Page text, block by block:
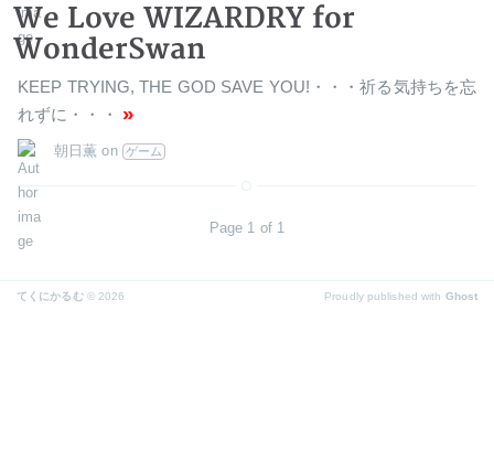
We Love WIZARDRY for
WonderSwan
KEEP TRYING, THE GOD SAVE YOU!・・・祈る気持ちを忘
れずに・・・ »
朝日薫 on ゲーム
Page 1 of 1
てくにかるむ© 2026 Proudly published with Ghost